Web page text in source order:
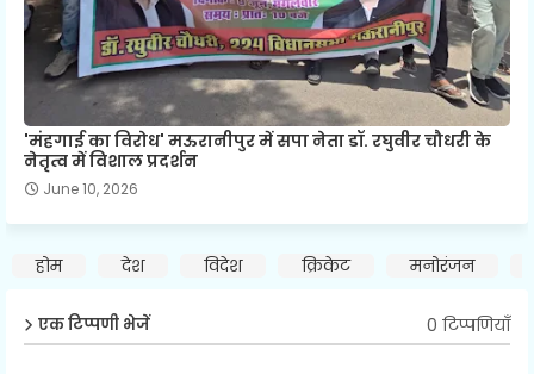
'मंहगाई का विरोध' मऊरानीपुर में सपा नेता डॉ. रघुवीर चौधरी के
नेतृत्व में विशाल प्रदर्शन
June 10, 2026
होम देश विदेश क्रिकेट मनोरंजन
एक टिप्पणी भेजें 0 टिप्पणियाँ